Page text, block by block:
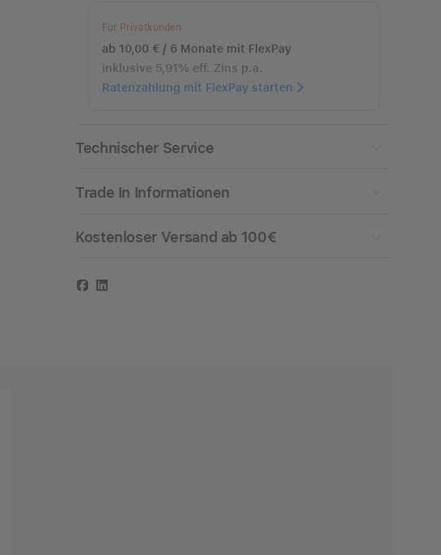
Für Privatkunden
ab 10,00 € / 6 Monate mit FlexPay
inklusive 5,91% eff. Zins p.a.
Ratenzahlung mit FlexPay starten
Technischer Service
Trade In Informationen
Kostenloser Versand ab 100€
Facebook
LinkedIn